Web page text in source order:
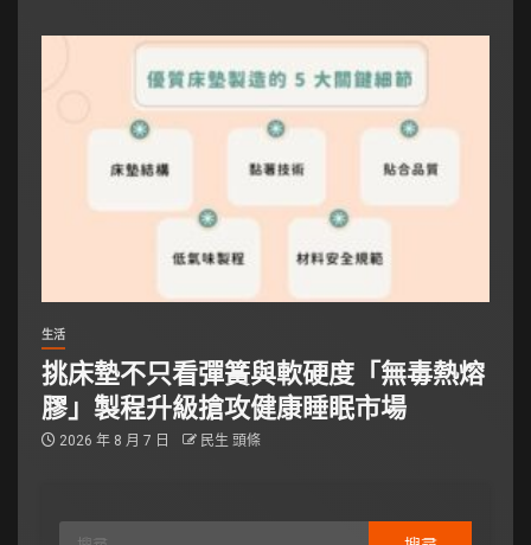
生活
挑床墊不只看彈簧與軟硬度「無毒熱熔
膠」製程升級搶攻健康睡眠市場
2026 年 8 月 7 日 民生 頭條